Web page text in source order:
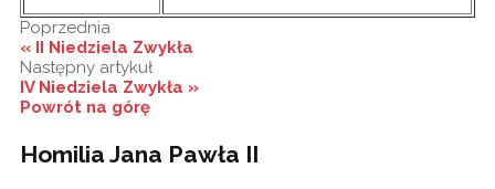
Poprzednia
« II Niedziela Zwykła
Następny artykuł
IV Niedziela Zwykła »
Powrót na górę
Homilia Jana Pawła II